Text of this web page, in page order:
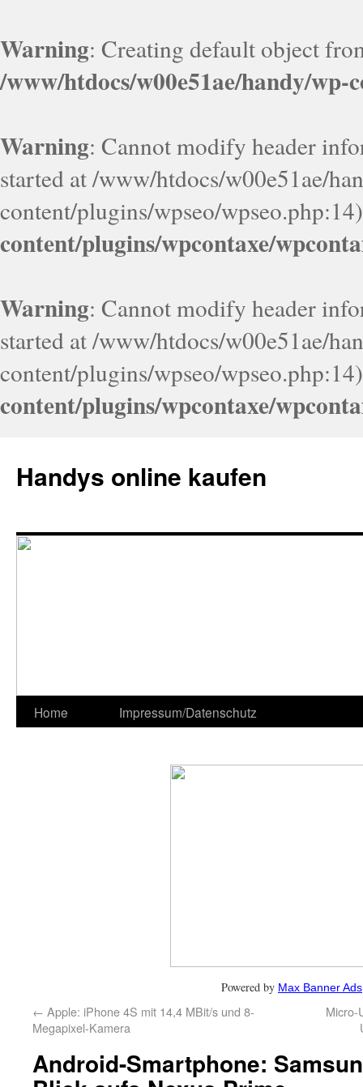
Warning: Creating default object
/www/htdocs/w00e51ae/handy/wp-
Warning: Cannot modify header
started at /www/htdocs/w00e51ae/
content/plugins/wpseo/
content/plugins/wpcontaxe/
Warning: Cannot modify header
started at /www/htdocs/w00e51ae/
content/plugins/wpseo/
content/plugins/wpcontaxe/
Handys online kaufen
Home Impressum/Datenschutz
Powered by Max Banner Ads
← Apple: iPhone 4S mit 14,4 MBit/s und 8-
Megapixel-Kamera
Micro-
Android-Smartphone: